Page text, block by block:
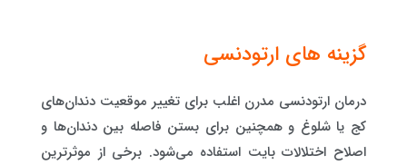
گزینه های ارتودنسی
درمان ارتودنسی مدرن اغلب برای تغییر موقعیت دندان‌های
کج یا شلوغ و همچنین برای بستن فاصله بین دندان‌ها و
اصلاح اختلالات بایت استفاده می‌شود. برخی از موثرترین